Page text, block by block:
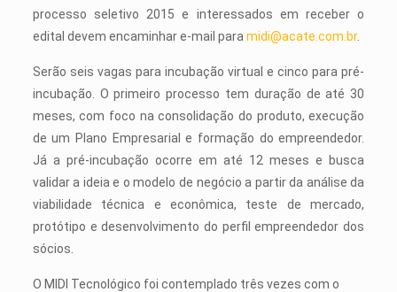
processo seletivo 2015 e interessados em receber o
edital devem encaminhar e-mail para midi@acate.com.br.
Serão seis vagas para incubação virtual e cinco para pré-
incubação. O primeiro processo tem duração de até 30
meses, com foco na consolidação do produto, execução
de um Plano Empresarial e formação do empreendedor.
Já a pré-incubação ocorre em até 12 meses e busca
validar a ideia e o modelo de negócio a partir da análise da
viabilidade técnica e econômica, teste de mercado,
protótipo e desenvolvimento do perfil empreendedor dos
sócios.
O MIDI Tecnológico foi contemplado três vezes com o